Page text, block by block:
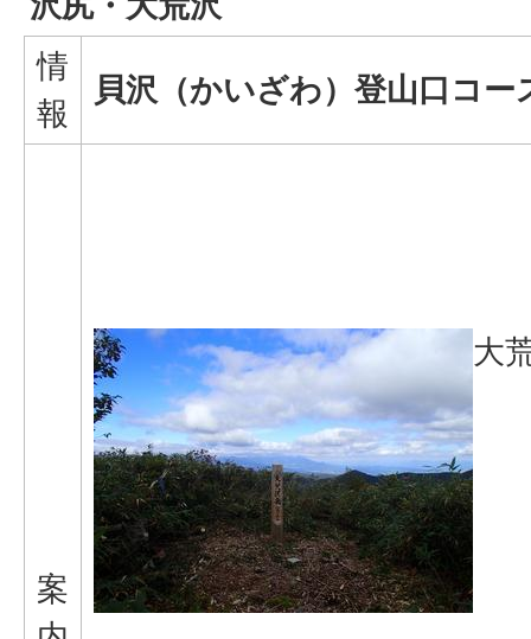
情
報
貝沢（かいざわ）登山口コー
案
大